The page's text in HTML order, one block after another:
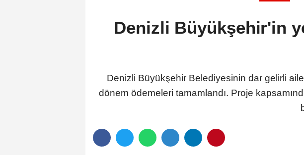
Denizli Büyükşehir'in
Denizli Büyükşehir Belediyesinin dar gelirli
dönem ödemeleri tamamlandı. Proje